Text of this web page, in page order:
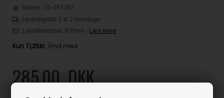
Varenr.: 35-197267
Leveringstid: 1 til 2 hverdage
Loyalitetsrabat: 9 Point - Læs mere
285,00DKK
Klik her for pris inkl. fragt